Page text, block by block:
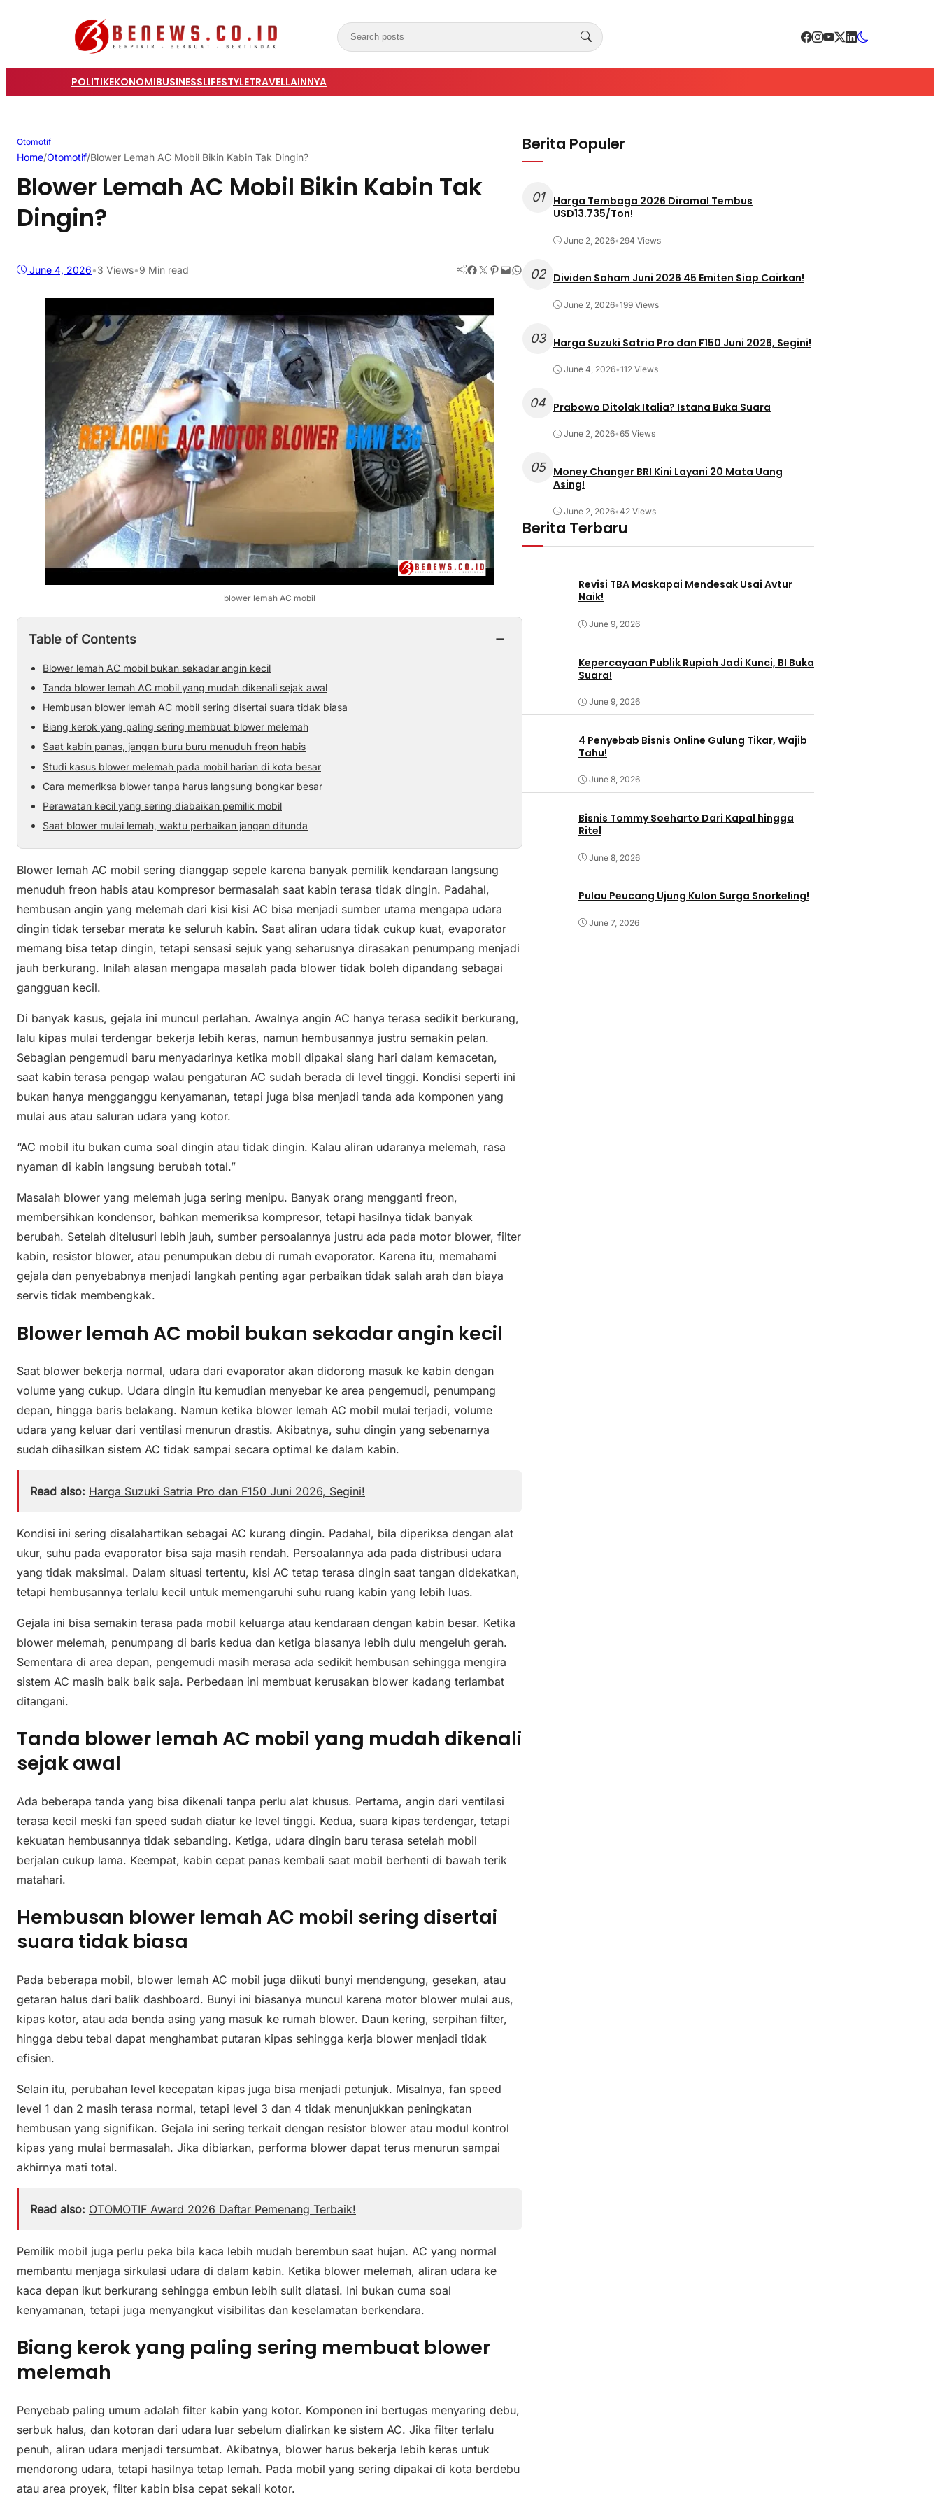
POLITIKEKONOMIBUSINESSLIFESTYLETRAVELLAINNYA
Otomotif
Home/Otomotif/Blower Lemah AC Mobil Bikin Kabin Tak Dingin?
Blower Lemah AC Mobil Bikin Kabin Tak
Dingin?
June 4, 2026•3 Views•9 Min read Facebook Twitter Pinterest Mail WhatsApp
blower lemah AC mobil
Table of Contents −
Blower lemah AC mobil bukan sekadar angin kecil
Tanda blower lemah AC mobil yang mudah dikenali sejak awal
Hembusan blower lemah AC mobil sering disertai suara tidak biasa
Biang kerok yang paling sering membuat blower melemah
Saat kabin panas, jangan buru buru menuduh freon habis
Studi kasus blower melemah pada mobil harian di kota besar
Cara memeriksa blower tanpa harus langsung bongkar besar
Perawatan kecil yang sering diabaikan pemilik mobil
Saat blower mulai lemah, waktu perbaikan jangan ditunda
Blower lemah AC mobil sering dianggap sepele karena banyak pemilik kendaraan langsung
menuduh freon habis atau kompresor bermasalah saat kabin terasa tidak dingin. Padahal,
hembusan angin yang melemah dari kisi kisi AC bisa menjadi sumber utama mengapa udara
dingin tidak tersebar merata ke seluruh kabin. Saat aliran udara tidak cukup kuat, evaporator
memang bisa tetap dingin, tetapi sensasi sejuk yang seharusnya dirasakan penumpang menjadi
jauh berkurang. Inilah alasan mengapa masalah pada blower tidak boleh dipandang sebagai
gangguan kecil.
Di banyak kasus, gejala ini muncul perlahan. Awalnya angin AC hanya terasa sedikit berkurang,
lalu kipas mulai terdengar bekerja lebih keras, namun hembusannya justru semakin pelan.
Sebagian pengemudi baru menyadarinya ketika mobil dipakai siang hari dalam kemacetan,
saat kabin terasa pengap walau pengaturan AC sudah berada di level tinggi. Kondisi seperti ini
bukan hanya mengganggu kenyamanan, tetapi juga bisa menjadi tanda ada komponen yang
mulai aus atau saluran udara yang kotor.
“AC mobil itu bukan cuma soal dingin atau tidak dingin. Kalau aliran udaranya melemah, rasa
nyaman di kabin langsung berubah total.”
Masalah blower yang melemah juga sering menipu. Banyak orang mengganti freon,
membersihkan kondensor, bahkan memeriksa kompresor, tetapi hasilnya tidak banyak
berubah. Setelah ditelusuri lebih jauh, sumber persoalannya justru ada pada motor blower, filter
kabin, resistor blower, atau penumpukan debu di rumah evaporator. Karena itu, memahami
gejala dan penyebabnya menjadi langkah penting agar perbaikan tidak salah arah dan biaya
servis tidak membengkak.
Blower lemah AC mobil bukan sekadar angin kecil
Saat blower bekerja normal, udara dari evaporator akan didorong masuk ke kabin dengan
volume yang cukup. Udara dingin itu kemudian menyebar ke area pengemudi, penumpang
depan, hingga baris belakang. Namun ketika blower lemah AC mobil mulai terjadi, volume
udara yang keluar dari ventilasi menurun drastis. Akibatnya, suhu dingin yang sebenarnya
sudah dihasilkan sistem AC tidak sampai secara optimal ke dalam kabin.
Read also: Harga Suzuki Satria Pro dan F150 Juni 2026, Segini!
Kondisi ini sering disalahartikan sebagai AC kurang dingin. Padahal, bila diperiksa dengan alat
ukur, suhu pada evaporator bisa saja masih rendah. Persoalannya ada pada distribusi udara
yang tidak maksimal. Dalam situasi tertentu, kisi AC tetap terasa dingin saat tangan didekatkan,
tetapi hembusannya terlalu kecil untuk memengaruhi suhu ruang kabin yang lebih luas.
Gejala ini bisa semakin terasa pada mobil keluarga atau kendaraan dengan kabin besar. Ketika
blower melemah, penumpang di baris kedua dan ketiga biasanya lebih dulu mengeluh gerah.
Sementara di area depan, pengemudi masih merasa ada sedikit hembusan sehingga mengira
sistem AC masih baik baik saja. Perbedaan ini membuat kerusakan blower kadang terlambat
ditangani.
Tanda blower lemah AC mobil yang mudah dikenali
sejak awal
Ada beberapa tanda yang bisa dikenali tanpa perlu alat khusus. Pertama, angin dari ventilasi
terasa kecil meski fan speed sudah diatur ke level tinggi. Kedua, suara kipas terdengar, tetapi
kekuatan hembusannya tidak sebanding. Ketiga, udara dingin baru terasa setelah mobil
berjalan cukup lama. Keempat, kabin cepat panas kembali saat mobil berhenti di bawah terik
matahari.
Hembusan blower lemah AC mobil sering disertai
suara tidak biasa
Pada beberapa mobil, blower lemah AC mobil juga diikuti bunyi mendengung, gesekan, atau
getaran halus dari balik dashboard. Bunyi ini biasanya muncul karena motor blower mulai aus,
kipas kotor, atau ada benda asing yang masuk ke rumah blower. Daun kering, serpihan filter,
hingga debu tebal dapat menghambat putaran kipas sehingga kerja blower menjadi tidak
efisien.
Selain itu, perubahan level kecepatan kipas juga bisa menjadi petunjuk. Misalnya, fan speed
level 1 dan 2 masih terasa normal, tetapi level 3 dan 4 tidak menunjukkan peningkatan
hembusan yang signifikan. Gejala ini sering terkait dengan resistor blower atau modul kontrol
kipas yang mulai bermasalah. Jika dibiarkan, performa blower dapat terus menurun sampai
akhirnya mati total.
Read also: OTOMOTIF Award 2026 Daftar Pemenang Terbaik!
Pemilik mobil juga perlu peka bila kaca lebih mudah berembun saat hujan. AC yang normal
membantu menjaga sirkulasi udara di dalam kabin. Ketika blower melemah, aliran udara ke
kaca depan ikut berkurang sehingga embun lebih sulit diatasi. Ini bukan cuma soal
kenyamanan, tetapi juga menyangkut visibilitas dan keselamatan berkendara.
Biang kerok yang paling sering membuat blower
melemah
Penyebab paling umum adalah filter kabin yang kotor. Komponen ini bertugas menyaring debu,
serbuk halus, dan kotoran dari udara luar sebelum dialirkan ke sistem AC. Jika filter terlalu
penuh, aliran udara menjadi tersumbat. Akibatnya, blower harus bekerja lebih keras untuk
mendorong udara, tetapi hasilnya tetap lemah. Pada mobil yang sering dipakai di kota berdebu
atau area proyek, filter kabin bisa cepat sekali kotor.
Berita Populer
01
Harga Tembaga 2026 Diramal Tembus
USD13.735/Ton!
June 2, 2026• 294 Views
02 Dividen Saham Juni 2026 45 Emiten Siap Cairkan!
June 2, 2026•199 Views
03 Harga Suzuki Satria Pro dan F150 Juni 2026, Segini!
June 4, 2026•112 Views
04 Prabowo Ditolak Italia? Istana Buka Suara
June 2, 2026•65 Views
05
Money Changer BRI Kini Layani 20 Mata Uang
Asing!
June 2, 2026•42 Views
Berita Terbaru
Revisi TBA Maskapai Mendesak Usai Avtur
Naik!
June 9, 2026
Kepercayaan Publik Rupiah Jadi Kunci, BI Buka
Suara!
June 9, 2026
4 Penyebab Bisnis Online Gulung Tikar, Wajib
Tahu!
June 8, 2026
Bisnis Tommy Soeharto Dari Kapal hingga
Ritel
June 8, 2026
Pulau Peucang Ujung Kulon Surga Snorkeling!
June 7, 2026